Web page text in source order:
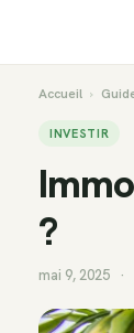
Accueil ›
INVESTIR
?
mai 9, 2025 ·